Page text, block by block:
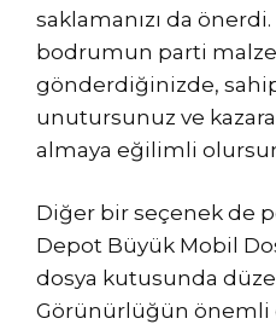
saklamanızı da
bodrumun parti
gönderdiğinizde, sahip
unutursunuz ve
almaya eğilimli
Diğer bir seçenek de
Depot Büyük Mobil
dosya kutusunda
Görünürlüğün önemli